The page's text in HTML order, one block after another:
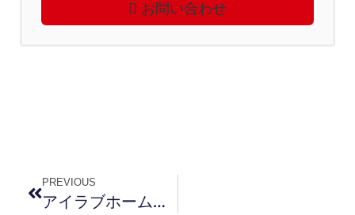
お問い合わせ
PREVIOUS
アイラブホームフェア